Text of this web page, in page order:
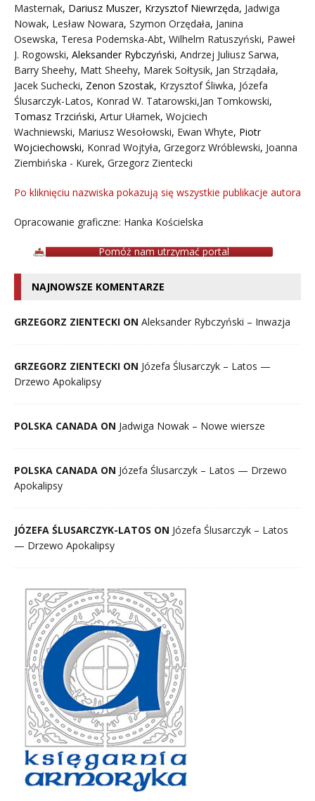
Masternak, Dariusz Muszer, Krzysztof Niewrzęda, Jadwiga
Nowak, Lesław Nowara, Szymon Orzędała, Janina
Osewska, Teresa Podemska-Abt, Wilhelm Ratuszyński, Paweł
J. Rogowski, Aleksander Rybczyński, Andrzej Juliusz Sarwa,
Barry Sheehy, Matt Sheehy, Marek Sołtysik, Jan Strządała,
Jacek Suchecki, Zenon Szostak, Krzysztof Śliwka, Józefa
Ślusarczyk-Latos, Konrad W. Tatarowski,Jan Tomkowski,
Tomasz Trzciński, Artur Ułamek, Wojciech
Wachniewski, Mariusz Wesołowski, Ewan Whyte, Piotr
Wojciechowski, Konrad Wojtyła, Grzegorz Wróblewski, Joanna
Ziembińska - Kurek, Grzegorz Zientecki
Po kliknięciu nazwiska pokazują się wszystkie publikacje autora
Opracowanie graficzne: Hanka Kościelska
Pomóż nam utrzymać portal
NAJNOWSZE KOMENTARZE
GRZEGORZ ZIENTECKI ON Aleksander Rybczyński – Inwazja
GRZEGORZ ZIENTECKI ON Józefa Ślusarczyk – Latos —
Drzewo Apokalipsy
POLSKA CANADA ON Jadwiga Nowak – Nowe wiersze
POLSKA CANADA ON Józefa Ślusarczyk – Latos — Drzewo
Apokalipsy
JÓZEFA ŚLUSARCZYK-LATOS ON Józefa Ślusarczyk – Latos
— Drzewo Apokalipsy